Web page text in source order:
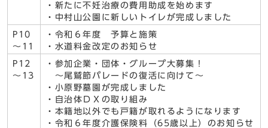
・新たに不妊治療の費用助成を始めます
・中村山公園に新しいトイレが完成しました
P10
～11
・令和６年度 予算と施策
・水道料金改定のお知らせ
P12
～13
・参加企業・団体・グループ大募集！
～尾鷲節パレードの復活に向けて～
・小原野墓園が完成しました
・自治体ＤＸの取り組み
・本籍地以外でも戸籍が取れるようになります
・令和６年度介護保険料（65歳以上）のお知らせ